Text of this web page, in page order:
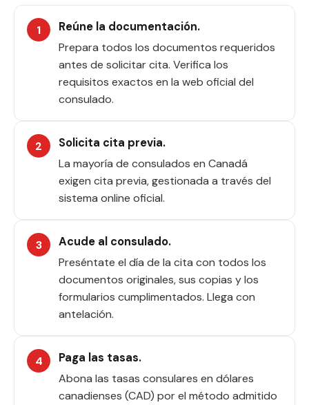
Reúne la documentación.
Prepara todos los documentos requeridos
antes de solicitar cita. Verifica los
requisitos exactos en la web oficial del
consulado.
Solicita cita previa.
La mayoría de consulados en Canadá
exigen cita previa, gestionada a través del
sistema online oficial.
Acude al consulado.
Preséntate el día de la cita con todos los
documentos originales, sus copias y los
formularios cumplimentados. Llega con
antelación.
Paga las tasas.
Abona las tasas consulares en dólares
canadienses (CAD) por el método admitido